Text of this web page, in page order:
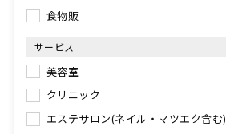
食物販
サービス
美容室
クリニック
エステサロン(ネイル・マツエク含む)